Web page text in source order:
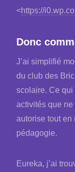
<https://
Donc
J’ai simplifié
du club des
scolaire. Ce
activités que ne
autorise tout en
pédagogie.
Eureka, j’ai